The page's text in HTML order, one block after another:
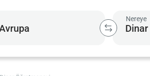
Nereye